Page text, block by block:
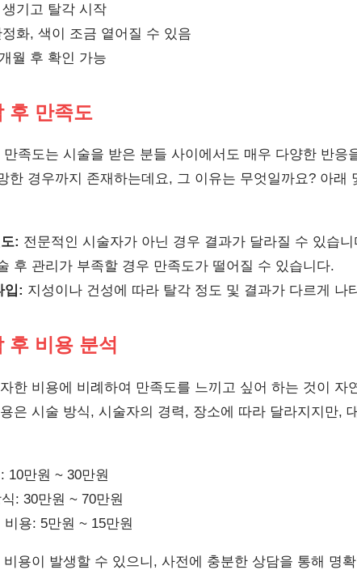
기고 탈각 시작
화, 색이 조금 옅어질 수 있음
월 후 확인 가능
후 만족도
족도는 시술을 받은 분들 사이에서도 매우 다양한 반응
한 경우까지 존재하는데요, 그 이유는 무엇일까요? 아래
: 전문적인 시술자가 아닌 경우 결과가 달라질 수 있습니
후 관리가 부족할 경우 만족도가 떨어질 수 있습니다.
입: 지성이나 건성에 따라 탈각 정도 및 결과가 다르게 나
후 비용 분석
한 비용에 비례하여 만족도를 느끼고 싶어 하는 것이 자
은 시술 방식, 시술자의 경력, 장소에 따라 달라지지만,
10만원 ~ 30만원
: 30만원 ~ 70만원
용: 5만원 ~ 15만원
용이 발생할 수 있으니, 사전에 충분한 상담을 통해 명